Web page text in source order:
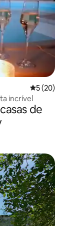
5 de uma
5 (20)
incrível
de